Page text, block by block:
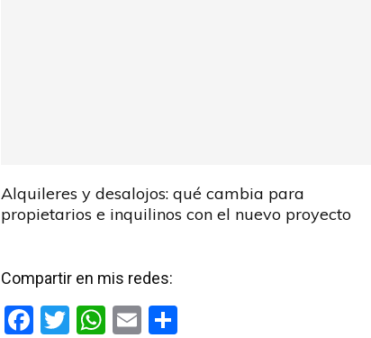
Alquileres y desalojos: qué cambia para
propietarios e inquilinos con el nuevo proyecto
Compartir en mis redes:
F
T
W E